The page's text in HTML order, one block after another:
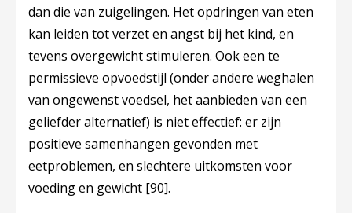
dan die van zuigelingen. Het opdringen van eten
kan leiden tot verzet en angst bij het kind, en
tevens overgewicht stimuleren. Ook een te
permissieve opvoedstijl (onder andere weghalen
van ongewenst voedsel, het aanbieden van een
geliefder alternatief) is niet effectief: er zijn
positieve samenhangen gevonden met
eetproblemen, en slechtere uitkomsten voor
voeding en gewicht [90].